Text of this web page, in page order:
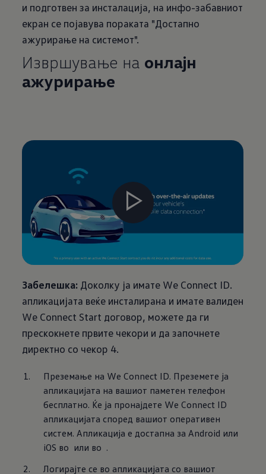
и подготвен за инсталација, на инфо-забавниот
екран се појавува пораката "Достапно
ажурирање на системот".
Извршување на онлајн
ажурирање
Забелешка: Доколку ја имате We Connect ID.
апликацијата веќе инсталирана и имате валиден
We Connect Start договор, можете да ги
прескокнете првите чекори и да започнете
директно со чекор 4.
Преземање на We Connect ID. Преземете ја
апликацијата на вашиот паметен телефон
бесплатно. Ќе ја пронајдете We Connect ID
апликацијата според вашиот оперативен
систем. Апликација е достапна за Android или
iOS во или во .
Логирајте се во апликацијата со вашиот